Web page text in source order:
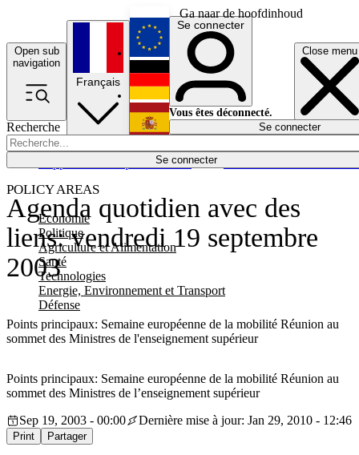
Ga naar de hoofdinhoud
Open sub
navigation
Close menu
Recherche
Se connecter
POLICY AREAS
Economie
Politique
Agriculture et Alimentation
Santé
Technologies
Energie, Environnement et Transport
Défense
Économie
Français
English
Deutsch
Español
Se connecter
Vous êtes déconnecté.
Se connecter
Agenda quotidien avec des
liens: vendredi 19 septembre
2003
Points principaux: Semaine européenne de la mobilité Réunion au
sommet des Ministres de l'enseignement supérieur
Points principaux: Semaine européenne de la mobilité Réunion au
sommet des Ministres de l’enseignement supérieur
Sep 19, 2003 - 00:00
Dernière mise à jour: Jan 29, 2010 - 12:46
Print Partager